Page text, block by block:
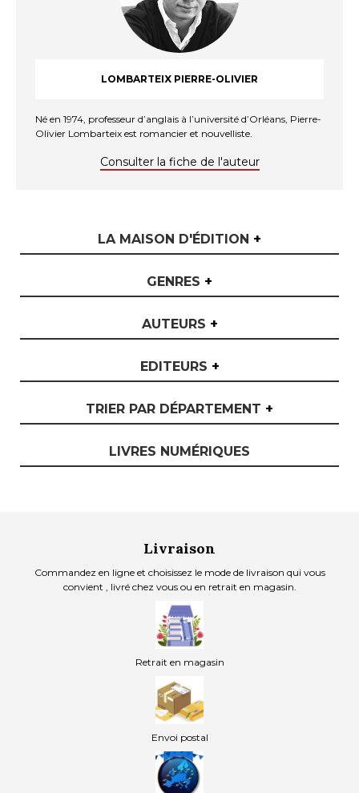
LA MAISON D'ÉDITION +
GENRES +
AUTEURS +
EDITEURS +
TRIER PAR DÉPARTEMENT +
LIVRES NUMÉRIQUES
LOMBARTEIX PIERRE-OLIVIER
Né en 1974, professeur d’anglais à l’université d’Orléans, Pierre-
Olivier Lombarteix est romancier et nouvelliste.
Consulter la fiche de l'auteur
Livraison
Commandez en ligne et choisissez le mode de livraison qui vous
convient , livré chez vous ou en retrait en magasin.
Retrait en magasin
Envoi postal